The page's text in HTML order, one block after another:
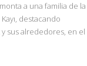
a una familia de la
destacando
sus alrededores, en el